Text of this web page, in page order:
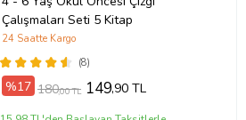
Çalışmaları Seti 5 Kitap
(8)
24 Saatte Kargo
%17 180,00 TL 149,90 TL